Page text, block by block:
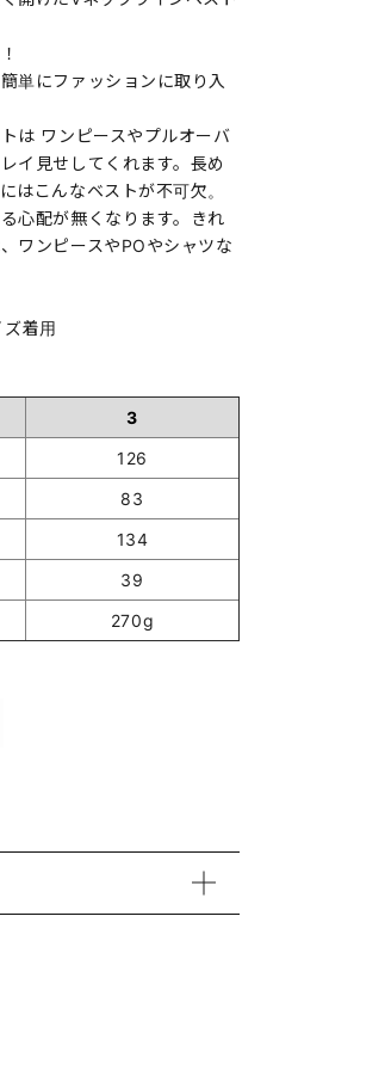
単にファッションに取り入
は ワンピースやプルオーバ
イ見せしてくれます。長め
はこんなベストが不可欠。
心配が無くなります。きれ
ワンピースやPOやシャツな
着用
3
126
83
134
39
270g